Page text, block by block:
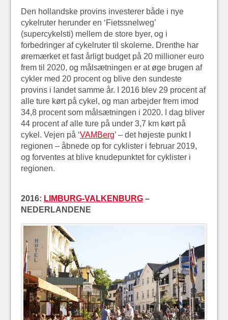
Den hollandske provins investerer både i nye
cykelruter herunder en ‘Fietssnelweg’
(supercykelsti) mellem de store byer, og i
forbedringer af cykelruter til skolerne. Drenthe har
øremærket et fast årligt budget på 20 millioner euro
frem til 2020, og målsætningen er at øge brugen af
cykler med 20 procent og blive den sundeste
provins i landet samme år. I 2016 blev 29 procent af
alle ture kørt på cykel, og man arbejder frem imod
34,8 procent som målsætningen i 2020. I dag bliver
44 procent af alle ture på under 3,7 km kørt på
cykel. Vejen på ‘VAMBerg’ – det højeste punkt I
regionen – åbnede op for cyklister i februar 2019,
og forventes at blive knudepunktet for cyklister i
regionen.
2016: LIMBURG-VALKENBURG –
NEDERLANDENE